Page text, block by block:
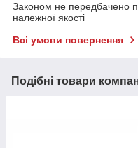
Законом не передбачено
належної якості
Всі умови повернення
Подібні товари